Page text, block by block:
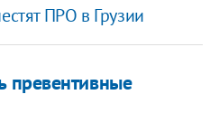
ПРО в Грузии
превентивные